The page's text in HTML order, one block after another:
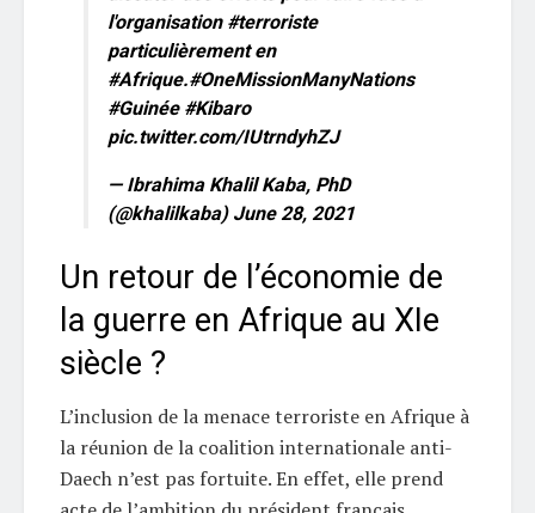
l'organisation #terroriste
particulièrement en
#Afrique.#OneMissionManyNations
#Guinée #Kibaro
pic.twitter.com/IUtrndyhZJ
— Ibrahima Khalil Kaba, PhD
(@khalilkaba) June 28, 2021
Un retour de l’économie de
la guerre en Afrique au XIe
siècle ?
L’inclusion de la menace terroriste en Afrique à
la réunion de la coalition internationale anti-
Daech n’est pas fortuite. En effet, elle prend